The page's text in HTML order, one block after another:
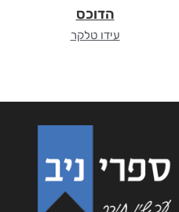
הדוכס
עידו טלקר